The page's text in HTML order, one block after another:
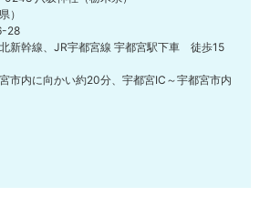
）
28
北新幹線、JR宇都宮線 宇都宮駅下車 徒歩15
市内に向かい約20分、宇都宮IC～宇都宮市内